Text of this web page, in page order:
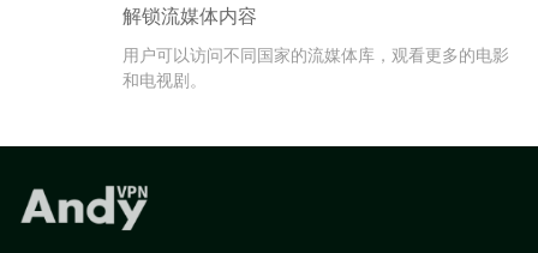
解锁流媒体内容
用户可以访问不同国家的流媒体库，观看更多的电影
和电视剧。